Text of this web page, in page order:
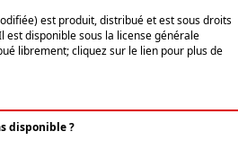
est produit, distribué et est sous droits
est disponible sous la license générale
librement; cliquez sur le lien pour plus de
disponible ?